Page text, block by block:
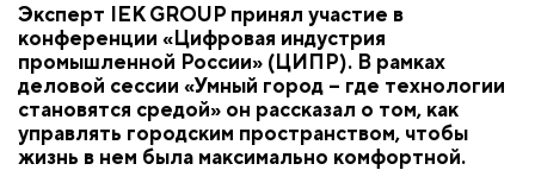
Эксперт IEK GROUP принял участие в
конференции «Цифровая индустрия
промышленной России» (ЦИПР). В рамках
деловой сессии «Умный город – где технологии
становятся средой» он рассказал о том, как
управлять городским пространством, чтобы
жизнь в нем была максимально комфортной.